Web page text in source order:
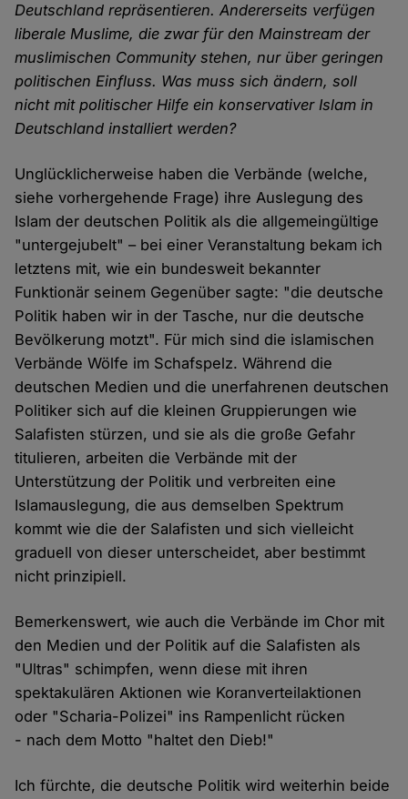
Deutschland repräsentieren. Andererseits verfügen
liberale Muslime, die zwar für den Mainstream der
muslimischen Community stehen, nur über geringen
politischen Einfluss. Was muss sich ändern, soll
nicht mit politischer Hilfe ein konservativer Islam in
Deutschland installiert werden?
Unglücklicherweise haben die Verbände (welche,
siehe vorhergehende Frage) ihre Auslegung des
Islam der deutschen Politik als die allgemeingültige
"untergejubelt" – bei einer Veranstaltung bekam ich
letztens mit, wie ein bundesweit bekannter
Funktionär seinem Gegenüber sagte: "die deutsche
Politik haben wir in der Tasche, nur die deutsche
Bevölkerung motzt". Für mich sind die islamischen
Verbände Wölfe im Schafspelz. Während die
deutschen Medien und die unerfahrenen deutschen
Politiker sich auf die kleinen Gruppierungen wie
Salafisten stürzen, und sie als die große Gefahr
titulieren, arbeiten die Verbände mit der
Unterstützung der Politik und verbreiten eine
Islamauslegung, die aus demselben Spektrum
kommt wie die der Salafisten und sich vielleicht
graduell von dieser unterscheidet, aber bestimmt
nicht prinzipiell.
Bemerkenswert, wie auch die Verbände im Chor mit
den Medien und der Politik auf die Salafisten als
"Ultras" schimpfen, wenn diese mit ihren
spektakulären Aktionen wie Koranverteilaktionen
oder "Scharia-Polizei" ins Rampenlicht rücken
- nach dem Motto "haltet den Dieb!"
Ich fürchte, die deutsche Politik wird weiterhin beide